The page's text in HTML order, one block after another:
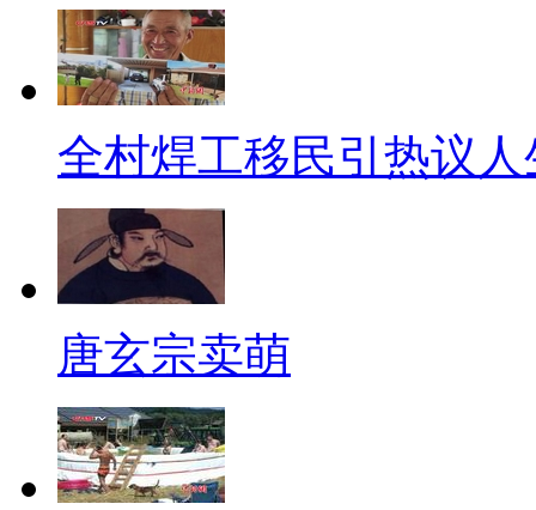
【网事观察】
【标题】我们不知道的那些
【口播】6月11日，神舟十号
过 360天，而距杨利伟首次飞
不变的是那份航天梦。不过欣
么关系，它能我们的生活带来什
【解说】
对于许多公众而言，载人飞
个壮举，看似遥远的航天事业
全村焊工移民引热议
唐玄宗卖萌